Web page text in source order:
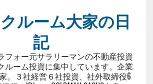
ルーム大家の日
記
フォー元サラリーマンの不動産投資
ルーム投資に集中しています。企業
。３社経営６社投資、社外取締役6